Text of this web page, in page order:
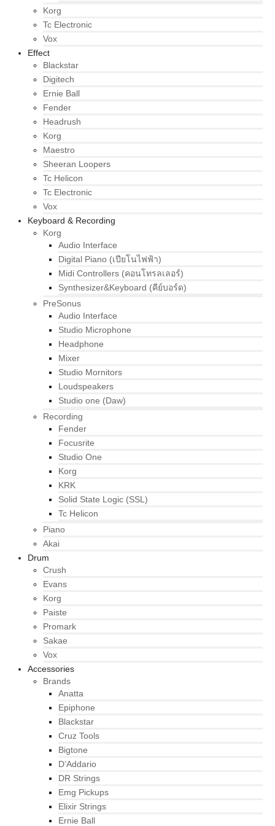
Korg
Tc Electronic
Vox
Effect
Blackstar
Digitech
Ernie Ball
Fender
Headrush
Korg
Maestro
Sheeran Loopers
Tc Helicon
Tc Electronic
Vox
Keyboard & Recording
Korg
Audio Interface
Digital Piano (เปียโนไฟฟ้า)
Midi Controllers (คอนโทรลเลอร์)
Synthesizer&Keyboard (คีย์บอร์ด)
PreSonus
Audio Interface
Studio Microphone
Headphone
Mixer
Studio Mornitors
Loudspeakers
Studio one (Daw)
Recording
Fender
Focusrite
Studio One
Korg
KRK
Solid State Logic (SSL)
Tc Helicon
Piano
Akai
Drum
Crush
Evans
Korg
Paiste
Promark
Sakae
Vox
Accessories
Brands
Anatta
Epiphone
Blackstar
Cruz Tools
Bigtone
D’Addario
DR Strings
Emg Pickups
Elixir Strings
Ernie Ball